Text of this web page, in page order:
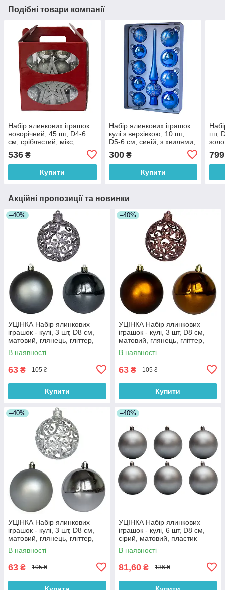
Подібні товари компанії
Набір ялинкових іграшок
новорічний, 45 шт, D4-6
см, сріблястий, мікс,
536 ₴
Купити
Набір ялинкових іграшок
кулі з верхівкою, 10 шт,
D5-6 см, синій, з хвилями,
мікс, пластик (390267-21)
300₴
Купити
шт,
799
Акційні пропозиції та новинки
–40%
УЦІНКА Набір ялинкових
іграшок - кулі, 3 шт, D8 см,
матовий, глянець, гліттер,
сірий, пластик (251697)
В наявності
63 ₴ 105 ₴
Купити
–40%
УЦІНКА Набір ялинкових
іграшок - кулі, 3 шт, D8 см,
матовий, глянець, гліттер,
шоколадний, пластик
(251680)
В наявності
63 ₴ 105 ₴
Купити
–40%
УЦІНКА Набір ялинкових
іграшок - кулі, 3 шт, D8 см,
матовий, глянець, гліттер,
сріблястий, пластик (251642)
В наявності
63 ₴ 105 ₴
–40%
УЦІНКА Набір ялинкових
іграшок - кулі, 6 шт, D8 см,
сірий, матовий, пластик
(251291)
В наявності
81,60 ₴ 136 ₴